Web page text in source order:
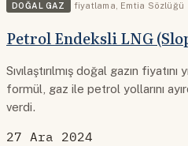
DOĞAL GAZ fiyatlama Emtia Sözlüğü
Petrol Endeksli LNG
Sıvılaştırılmış doğal gazın
formül, gaz ile petrol yollarını
verdi.
27 Ara 2024